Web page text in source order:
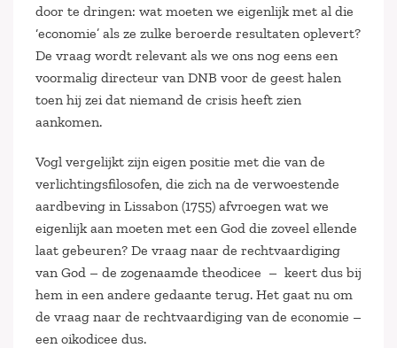
door te dringen: wat moeten we eigenlijk met al die
‘economie’ als ze zulke beroerde resultaten oplevert?
De vraag wordt relevant als we ons nog eens een
voormalig directeur van DNB voor de geest halen
toen hij zei dat niemand de crisis heeft zien
aankomen.
Vogl vergelijkt zijn eigen positie met die van de
verlichtingsfilosofen, die zich na de verwoestende
aardbeving in Lissabon (1755) afvroegen wat we
eigenlijk aan moeten met een God die zoveel ellende
laat gebeuren? De vraag naar de rechtvaardiging
van God – de zogenaamde theodicee – keert dus bij
hem in een andere gedaante terug. Het gaat nu om
de vraag naar de rechtvaardiging van de economie –
een oikodicee dus.